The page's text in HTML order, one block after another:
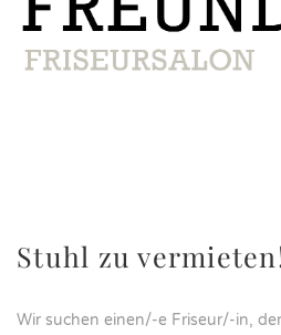
Stuhl zu
Wir suchen einen/-e Friseur/-in,